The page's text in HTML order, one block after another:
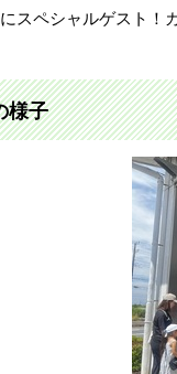
スペシャルゲスト！
様子